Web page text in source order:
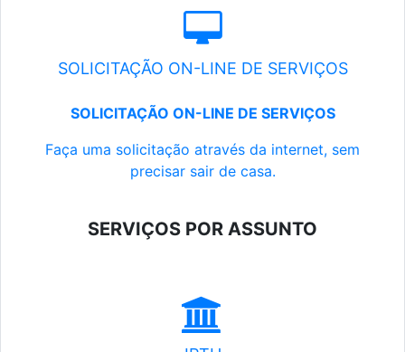
SOLICITAÇÃO ON-LINE DE SERVIÇOS
SOLICITAÇÃO ON-LINE DE SERVIÇOS
Faça uma solicitação através da internet, sem
precisar sair de casa.
SERVIÇOS POR ASSUNTO